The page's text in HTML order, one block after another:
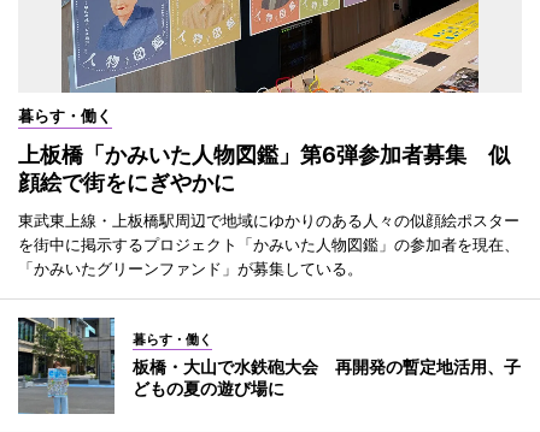
暮らす・働く
上板橋「かみいた人物図鑑」第6弾参加者募集 似
顔絵で街をにぎやかに
東武東上線・上板橋駅周辺で地域にゆかりのある人々の似顔絵ポスター
を街中に掲示するプロジェクト「かみいた人物図鑑」の参加者を現在、
「かみいたグリーンファンド」が募集している。
暮らす・働く
板橋・大山で水鉄砲大会 再開発の暫定地活用、子
どもの夏の遊び場に